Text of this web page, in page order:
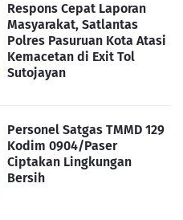
Respons Cepat Laporan
Masyarakat, Satlantas
Polres Pasuruan Kota Atasi
Kemacetan di Exit Tol
Sutojayan
Personel Satgas TMMD 129
Kodim 0904/Paser
Ciptakan Lingkungan
Bersih